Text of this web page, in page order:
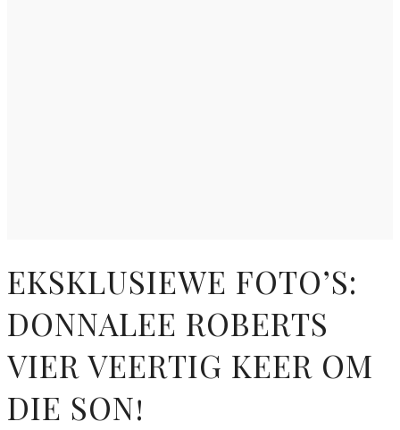
EKSKLUSIEWE FOTO’S:
DONNALEE ROBERTS
VIER VEERTIG KEER OM
DIE SON!